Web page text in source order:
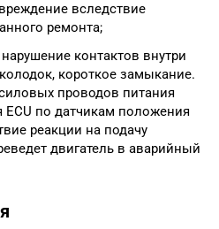
вследствие
ремонта;
контактов внутри
короткое замыкание.
проводов питания
ECU по датчикам положения
реакции на подачу
двигатель в аварийный